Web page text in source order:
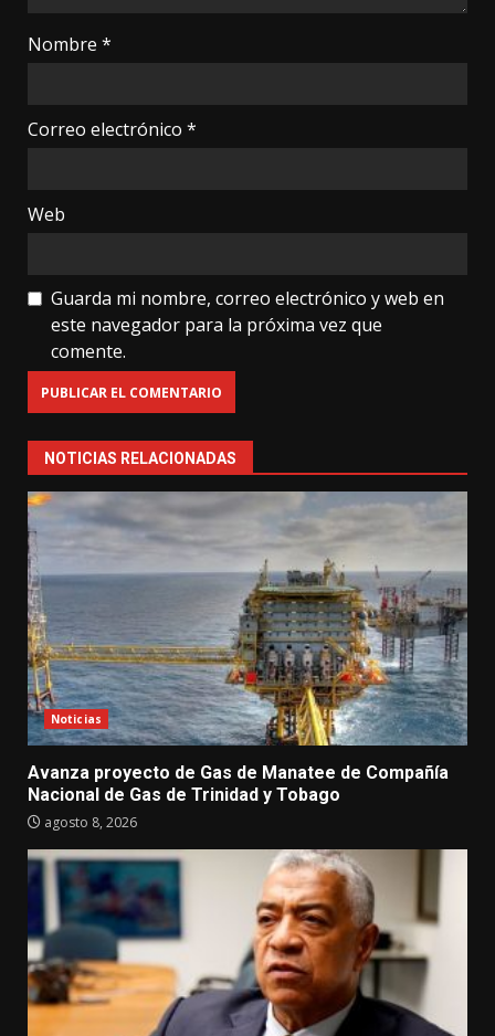
Nombre *
Correo electrónico *
Web
Guarda mi nombre, correo electrónico y web en
este navegador para la próxima vez que
comente.
NOTICIAS RELACIONADAS
Noticias
Avanza proyecto de Gas de Manatee de Compañía
Nacional de Gas de Trinidad y Tobago
agosto 8, 2026